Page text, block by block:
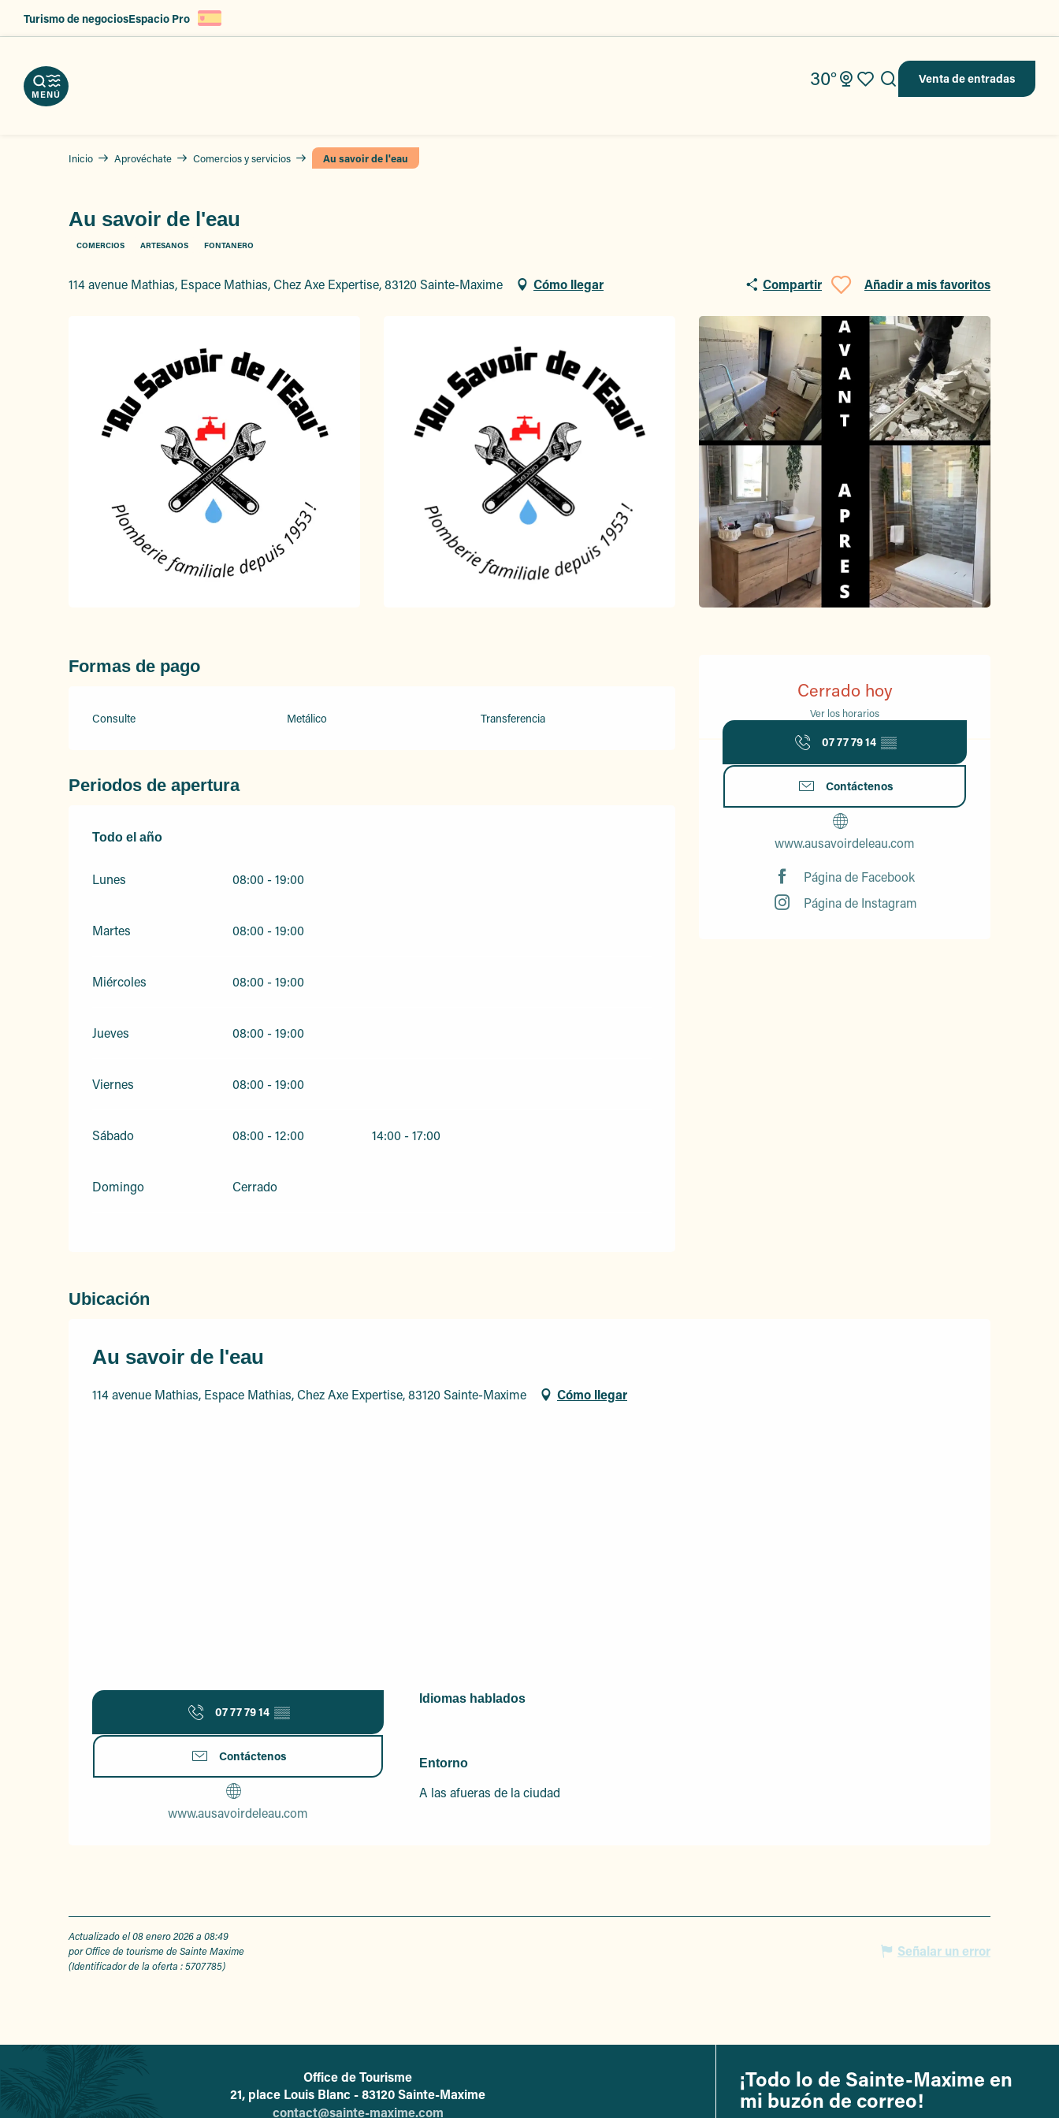
principal
30° Venta de entradas
Voir les favoris
Buscar
Turismo de negociosEspacio Pro
MENÚ
Inicio Aprovéchate Comercios y servicios Au savoir de l'eau
Au savoir de l'eau
COMERCIOS ARTESANOS FONTANERO
114 avenue Mathias, Espace Mathias, Chez Axe Expertise, 83120 Sainte-Maxime Cómo llegar Compartir
Ajouter aux
Añadir a mis favoritos
Cerrado hoy
Ver los horarios
07 77 79 14 ▒▒
Contáctenos
www.ausavoirdeleau.com
Página de Facebook
Página de Instagram
Formas de pago
Consulte Metálico Transferencia
Periodos de apertura
Todo el año
Todo el año
Lunes 08:00 - 19:00
Martes 08:00 - 19:00
Miércoles 08:00 - 19:00
Jueves 08:00 - 19:00
Viernes 08:00 - 19:00
Sábado 08:00 - 12:00 14:00 - 17:00
Domingo Cerrado
Ubicación
Au savoir de l'eau
114 avenue Mathias, Espace Mathias, Chez Axe Expertise, 83120 Sainte-Maxime Cómo llegar
07 77 79 14 ▒▒
Contáctenos
www.ausavoirdeleau.com
Idiomas hablados
Idiomas hablados
Entorno
Entorno
A las afueras de la ciudad
Actualizado el 08 enero 2026 a 08:49
por Office de tourisme de Sainte Maxime
(Identificador de la oferta :5707785)
Señalar un error
L'office de tourisme de Sainte-Maxime
Office de Tourisme
21, place Louis Blanc - 83120 Sainte-Maxime
contact@sainte-maxime.com
¡Todo lo de Sainte-Maxime en
mi buzón de correo!